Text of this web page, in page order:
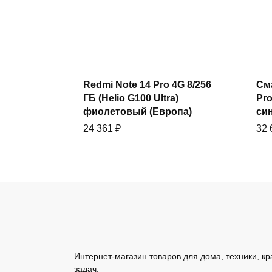
Купить
Redmi Note 14 Pro 4G 8/256
ГБ (Helio G100 Ultra)
фиолетовый (Европа)
24 361 ₽
32
Смартфон Xiaomi Redmi
Note 14 Pro 4G 12/256 ГБ,
Интернет-магазин товаров для дома, техники,
задач.